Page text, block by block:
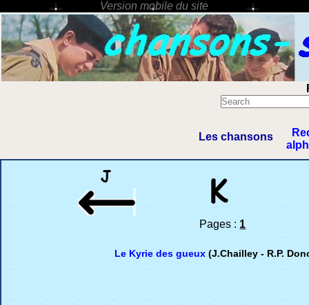
Les chansons
Pages : 1
Le Kyrie des gueux (J.Chailley - R.P.